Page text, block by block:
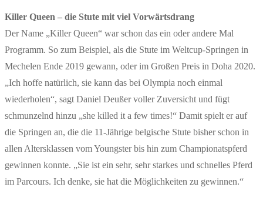
Killer Queen – die Stute mit viel Vorwärtsdrang
Der Name „Killer Queen“ war schon das ein oder andere Mal
Programm. So zum Beispiel, als die Stute im Weltcup-Springen in
Mechelen Ende 2019 gewann, oder im Großen Preis in Doha 2020.
„Ich hoffe natürlich, sie kann das bei Olympia noch einmal
wiederholen“, sagt Daniel Deußer voller Zuversicht und fügt
schmunzelnd hinzu „she killed it a few times!“ Damit spielt er auf
die Springen an, die die 11-Jährige belgische Stute bisher schon in
allen Altersklassen vom Youngster bis hin zum Championatspferd
gewinnen konnte. „Sie ist ein sehr, sehr starkes und schnelles Pferd
im Parcours. Ich denke, sie hat die Möglichkeiten zu gewinnen.“